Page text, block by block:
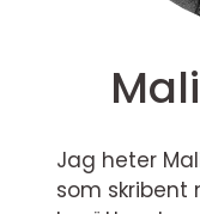
Jag heter
som skribent